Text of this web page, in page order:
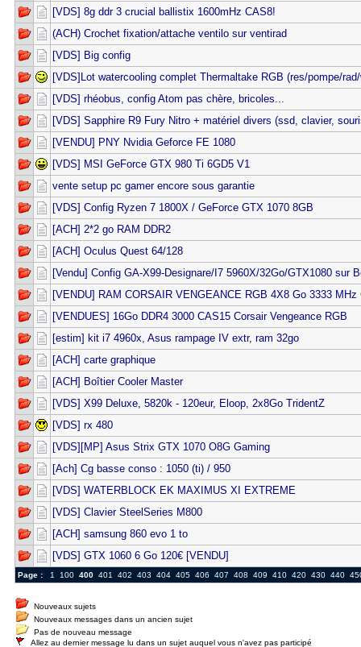
[VDS] 8g ddr 3 crucial ballistix 1600mHz CAS8!
(ACH) Crochet fixation/attache ventilo sur ventirad
[VDS] Big config
[VDS]Lot watercooling complet Thermaltake RGB (res/pompe/
[VDS] rhéobus, config Atom pas chère, bricoles...
[VDS] Sapphire R9 Fury Nitro + matériel divers (ssd, clavier,
[VENDU] PNY Nvidia Geforce FE 1080
[VDS] MSI GeForce GTX 980 Ti 6GD5 V1
vente setup pc gamer encore sous garantie
[VDS] Config Ryzen 7 1800X / GeForce GTX 1070 8GB
[ACH] 2*2 go RAM DDR2
[ACH] Oculus Quest 64/128
[Vendu] Config GA-X99-Designare/I7 5960X/32Go/GTX1080 sur
[VENDU] RAM CORSAIR VENGEANCE RGB 4X8 Go 3333 MHz
[VENDUES] 16Go DDR4 3000 CAS15 Corsair Vengeance RGB
[estim] kit i7 4960x, Asus rampage IV extr, ram 32go
[ACH] carte graphique
[ACH] Boîtier Cooler Master
[VDS] X99 Deluxe, 5820k - 120eur, Eloop, 2x8Go TridentZ
[VDS] rx 480
[VDS][MP] Asus Strix GTX 1070 O8G Gaming
[Ach] Cg basse conso : 1050 (ti) / 950
[VDS] WATERBLOCK EK MAXIMUS XI EXTREME
[VDS] Clavier SteelSeries M800
[ACH] samsung 860 evo 1 to
[VDS] GTX 1060 6 Go 120€ [VENDU]
Page : 1 100 400 401 402 403 404 405 406 407 408 409 410 420 430 440
Nouveaux sujets
Nouveaux messages dans un ancien sujet
Pas de nouveau message
Allez au dernier message lu dans un sujet auquel vous n'avez pas participé